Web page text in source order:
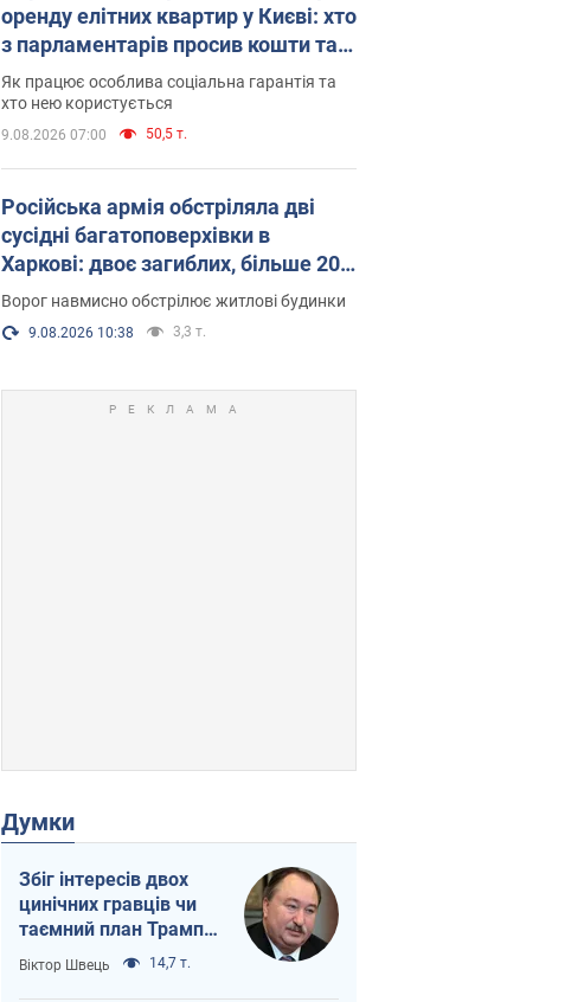
оренду елітних квартир у Києві: хто
з парламентарів просив кошти та
де поселився
Як працює особлива соціальна гарантія та
хто нею користується
9.08.2026 07:00 50,5 т.
Російська армія обстріляла дві
сусідні багатоповерхівки в
Харкові: двоє загиблих, більше 20
постраждалих
Ворог навмисно обстрілює житлові будинки
9.08.2026 10:38 3,3 т.
Думки
Збіг інтересів двох
цинічних гравців чи
таємний план Трампа
і Путіна?
Віктор Швець 14,7 т.